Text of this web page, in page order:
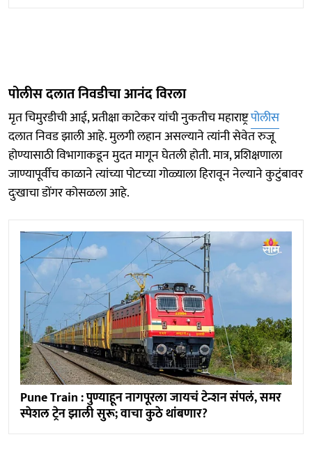
पोलीस दलात निवडीचा आनंद विरला
मृत चिमुरडीची आई, प्रतीक्षा काटेकर यांची नुकतीच महाराष्ट्रपोलीस
दलात निवड झाली आहे. मुलगी लहान असल्याने त्यांनी सेवेत रुजू
होण्यासाठी विभागाकडून मुदत मागून घेतली होती. मात्र, प्रशिक्षणाला
जाण्यापूर्वीच काळाने त्यांच्या पोटच्या गोळ्याला हिरावून नेल्याने कुटुंबावर
दुःखाचा डोंगर कोसळला आहे.
Pune Train : पुण्याहून नागपूरला जायचं टेन्शन संपलं, समर
स्पेशल ट्रेन झाली सुरू; वाचा कुठे थांबणार?